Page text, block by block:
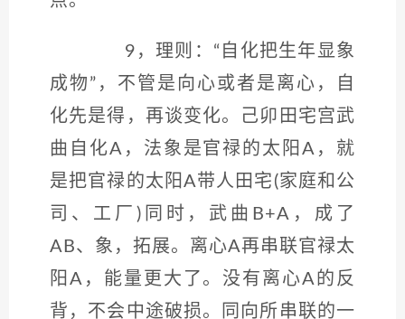
9，理则：“自化把生年显象
成物”，不管是向心或者是离心，自
化先是得，再谈变化。己卯田宅宫武
曲自化A，法象是官禄的太阳A，就
是把官禄的太阳A带人田宅(家庭和公
司、工厂)同时，武曲B+A，成了
AB、象，拓展。离心A再串联官禄太
阳A，能量更大了。没有离心A的反
背，不会中途破损。同向所串联的一